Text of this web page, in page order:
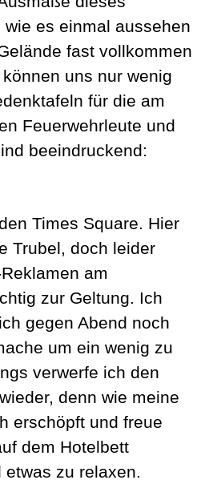
es einmal aussehen
fast vollkommen
uns nur wenig
für die am
Feuerwehrleute und
beeindruckend:
Times Square. Hier
Trubel, doch leider
am
zur Geltung. Ich
gegen Abend noch
um ein wenig zu
verwerfe ich den
denn wie meine
erschöpft und freue
dem Hotelbett
zu relaxen.